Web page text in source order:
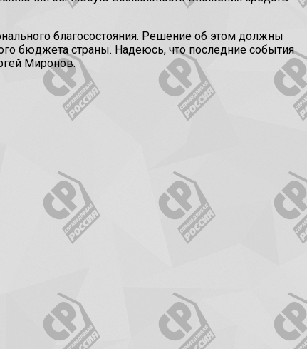
благосостояния. Решение об этом должны
бюджета страны. Надеюсь, что последние события
Миронов.